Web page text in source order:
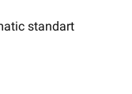
standart